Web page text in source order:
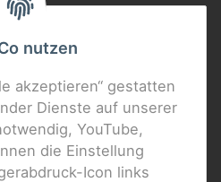
nutzen
akzeptieren“ gestatten
Dienste auf unserer
YouTube,
die Einstellung
Icon links